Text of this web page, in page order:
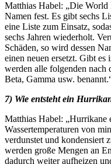
Matthias Habel: „Die
Namen fest. Es gibt sechs
eine Liste zum Einsatz,
sechs Jahren wiederholt.
Schäden, so wird dessen
einen neuen ersetzt. Gibt es
werden alle folgenden nach
Beta, Gamma usw.
7) Wie entsteht ein
Matthias Habel: „Hurrikane
Wassertemperaturen von
verdunstet und kondensiert
werden große Mengen an
dadurch weiter aufheizen